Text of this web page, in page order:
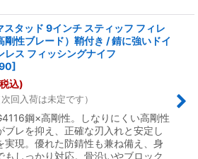
タッド 9インチ スティッフ フィレ
剛性ブレード）鞘付き / 錆に強いドイ
レス フィッシングナイフ
]
込)
回入荷は未定です）
鋼×高剛性。しなりにくい高剛性
ブレを抑え、正確な刃入れと安定し
実現。優れた防錆性も兼ね備え、身
もしっかり対応。骨沿いやブロック